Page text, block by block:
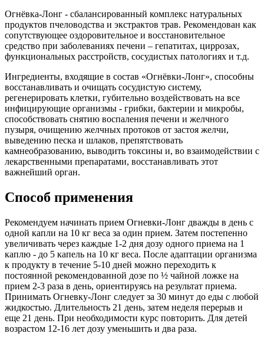
Огнёвка-Лонг - сбалансированный комплекс натуральных
продуктов пчеловодства и экстрактов трав. Рекомендован как
сопутствующее оздоровительное и восстановительное
средство при заболеваниях печени – гепатитах, циррозах,
функциональных расстройств, сосудистых патологиях и т.д.
Ингредиенты, входящие в состав «Огнёвки-Лонг», способны
восстанавливать и очищать сосудистую систему,
регенерировать клетки, губительно воздействовать на все
инфицирующие организмы - грибки, бактерии и микробы,
способствовать снятию воспаления печени и желчного
пузыря, очищению желчных протоков от застоя желчи,
выведению песка и шлаков, препятствовать
камнеобразованию, выводить токсины и, во взаимодействии с
лекарственными препаратами, восстанавливать этот
важнейший орган.
Способ применения
Рекомендуем начинать прием Огневки-Лонг дважды в день с
одной капли на 10 кг веса за один прием. Затем постепенно
увеличивать через каждые 1-2 дня дозу одного приема на 1
каплю - до 5 капель на 10 кг веса. После адаптации организма
к продукту в течение 5-10 дней можно переходить к
постоянной рекомендованной дозе по ½ чайной ложке на
прием 2-3 раза в день, ориентируясь на результат приема.
Принимать Огневку-Лонг следует за 30 минут до еды с любой
жидкостью. Длительность 21 день, затем неделя перерыв и
еще 21 день. При необходимости курс повторить. Для детей
возрастом 12-16 лет дозу уменьшить и два раза.